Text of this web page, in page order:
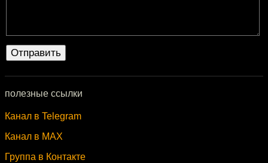
полезные ссылки
Канал в Telegram
Канал в MAX
Группа в Контакте